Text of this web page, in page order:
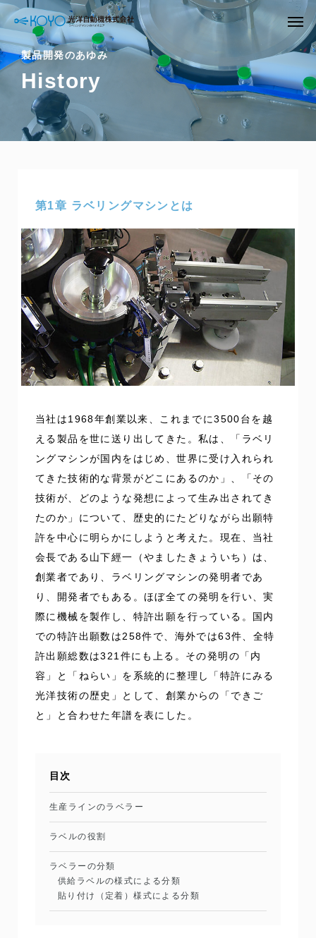
製品開発のあゆみ
History
第1章 ラベリングマシンとは
当社は1968年創業以来、これまでに3500台を越
える製品を世に送り出してきた。私は、「ラベリ
ングマシンが国内をはじめ、世界に受け入れられ
てきた技術的な背景がどこにあるのか」、「その
技術が、どのような発想によって生み出されてき
たのか」について、歴史的にたどりながら出願特
許を中心に明らかにしようと考えた。現在、当社
会長である山下經一（やましたきょういち）は、
創業者であり、ラベリングマシンの発明者であ
り、開発者でもある。ほぼ全ての発明を行い、実
際に機械を製作し、特許出願を行っている。国内
での特許出願数は258件で、海外では63件、全特
許出願総数は321件にも上る。その発明の「内
容」と「ねらい」を系統的に整理し「特許にみる
光洋技術の歴史」として、創業からの「できご
と」と合わせた年譜を表にした。
目次
生産ラインのラベラー
ラベルの役割
ラベラーの分類
供給ラベルの様式による分類
貼り付け（定着）様式による分類